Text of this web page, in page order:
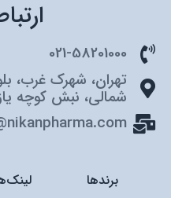
021-58201000
تهران، شهرک غرب،
شمالی، نبش کوچه
برندها